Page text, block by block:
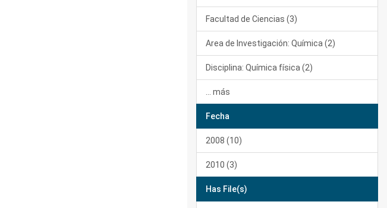
Facultad de Ciencias (3)
Area de Investigación: Química (2)
Disciplina: Química física (2)
... más
Fecha
2008 (10)
2010 (3)
Has File(s)